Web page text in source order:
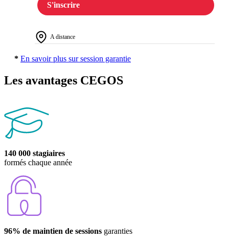
S'inscrire
A distance
* En savoir plus sur session garantie
Les avantages CEGOS
140 000 stagiaires
formés chaque année
96% de maintien de sessions garanties